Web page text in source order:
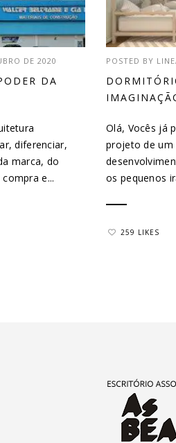
DE 2020
DA
diferenciar,
marca, do
e...
POSTED BY
Olá, Vocês já
projeto de um
os pequenos
259 LIKES